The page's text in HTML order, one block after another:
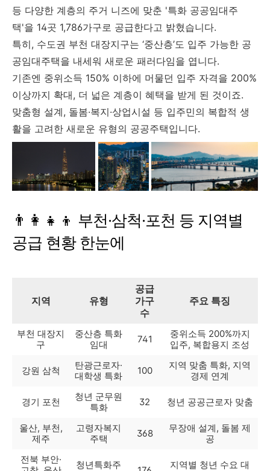
등 다양한 계층의 주거 니즈에 맞춘 '특화 공공임대주
택'을 14곳 1,786가구로 공급한다고 밝혔습니다.
특히, 수도권 부천 대장지구는 ‘중산층’도 입주 가능한 공
공임대주택을 내세워 새로운 패러다임을 엽니다.
기존엔 중위소득 150% 이하에 머물던 입주 자격을 200%
이상까지 확대, 더 넓은 계층이 혜택을 받게 된 것이죠.
맞춤형 설계, 돌봄·복지·상업시설 등 입주민의 복합적 생
활을 고려한 새로운 유형의 공공주택입니다.
👨‍👩‍👧‍👦 부천·삼척·포천 등 지역별
공급 현황 한눈에
지역 유형
공급
가구
수
주요 특징
부천 대장지
구
중산층 특화
임대
741
중위소득 200%까지
입주, 복합용지 조성
강원 삼척
탄광근로자·
대학생 특화
100
지역 맞춤 특화, 지역
경제 연계
경기 포천
청년 군무원
특화
32 청년 공공근로자 맞춤
울산, 부천,
제주
고령자복지
주택
368
무장애 설계, 돌봄 제
공
전북 부안·
청년특화주
지역별 청년 수요 대